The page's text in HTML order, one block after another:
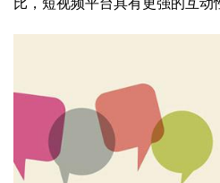
比，短视频平台具有更强的互动